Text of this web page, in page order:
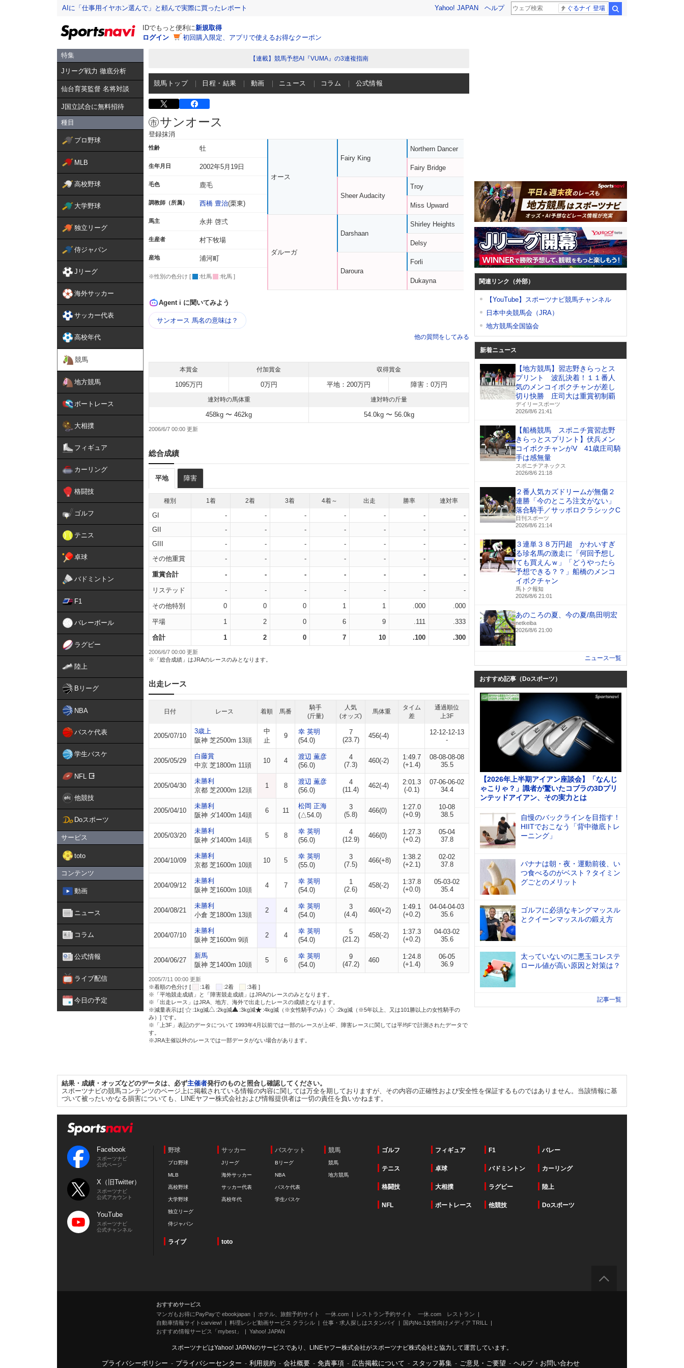
AIに「仕事用イヤホン選んで」と頼んで実際に買ったレポート Yahoo! JAPAN ヘルプ ぐるナイ 登場
IDでもっと便利に新規取得
ログイン
初回購入限定、アプリで使えるお得なクーポン
特集
Jリーグ戦力 徹底分析
仙台育英監督 名将対談
J国立試合に無料招待
種目
プロ野球
MLB
高校野球
大学野球
独立リーグ
侍ジャパン
Jリーグ
海外サッカー
サッカー代表
高校年代
競馬
地方競馬
ボートレース
大相撲
フィギュア
カーリング
格闘技
ゴルフ
テニス
卓球
バドミントン
F1
バレーボール
ラグビー
陸上
Bリーグ
NBA
バスケ代表
学生バスケ
NFL
他競技
Doスポーツ
サービス
toto
コンテンツ
動画
ニュース
コラム
公式情報
ライブ配信
今日の予定
【連載】競馬予想AI『VUMA』の3連複指南
競馬トップ 日程・結果 動画 ニュース コラム 公式情報
サンオース
登録抹消
性齢 牡
生年月日 2002年5月19日
毛色 鹿毛
調教師（所属） 西橋 豊治(栗東)
馬主 永井 啓弍
生産者 村下牧場
産地 浦河町
※性別の色分け [ :牡馬 :牝馬 ]
オース
ダルーガ
Fairy King
Sheer Audacity
Darshaan
Daroura
Northern Dancer
Fairy Bridge
Troy
Miss Upward
Shirley Heights
Delsy
Forli
Dukayna
Agent i に聞いてみよう
サンオース 馬名の意味は？
他の質問をしてみる
本賞金 付加賞金 収得賞金
1095万円 0万円 平地：200万円 障害：0万円
連対時の馬体重 連対時の斤量
458kg 〜 462kg 54.0kg 〜 56.0kg
2006/6/7 00:00
総合成績
平地 障害
種別 1着 2着 3着 4着～ 出走 勝率 連対率
GI - - - - - -
-
GII
- - - - - -
-
GIII
- - - - - -
-
その他重賞
- - - - - - -
重賞合計 - - - - - - -
リステッド - - - - - - -
その他特別 0 0 0 1 1 .000 .000
平場 1 2 0 6 9 .111 .333
合計 1 2 0 7 10 .100 .300
2006/6/7 00:00 更新
※「総合成績」はJRAのレースのみとなります。
出走レース
日付 レース 着順 馬番
騎手
(斤量)
人気
(オッズ)
馬体重
タイム
差
通過順位
上3F
2005/07/10
3歳上
阪神 芝2500m 13頭
中
止
9
幸 英明
(54.0)
7
(23.7)
456(-4)
12-12-12-13
-
2005/05/29
白藤賞
中京 芝1800m 11頭
10 4
渡辺 薫彦
(56.0)
4
(7.3)
460(-2)
1:49.7
(+1.4)
08-08-08-08
35.5
2005/04/30
未勝利
京都 芝2000m 12頭
1 8
渡辺 薫彦
(56.0)
4
(11.4)
462(-4)
2:01.3
(-0.1)
07-06-06-02
34.4
2005/04/10
未勝利
阪神 ダ1400m 14頭
6 11
松岡 正海
(△54.0)
3
(5.8)
466(0)
1:27.0
(+0.9)
10-08
38.5
2005/03/20
未勝利
阪神 ダ1400m 14頭
5 8
幸 英明
(56.0)
4
(12.9)
466(0)
1:27.3
(+0.2)
05-04
37.8
2004/10/09
未勝利
京都 芝1600m 10頭
10 5
幸 英明
(55.0)
3
(7.5)
466(+8)
1:38.2
(+2.1)
02-02
37.8
2004/09/12
未勝利
阪神 芝1600m 10頭
4 7
幸 英明
(54.0)
1
(2.6)
458(-2)
1:37.8
(+0.0)
05-03-02
35.4
2004/08/21
未勝利
小倉 芝1800m 13頭
2 4
幸 英明
(54.0)
3
(4.4)
460(+2)
1:49.1
(+0.2)
04-04-04-03
35.6
2004/07/10
未勝利
阪神 芝1600m 9頭
2 4
幸 英明
(54.0)
5
(21.2)
458(-2)
1:37.3
(+0.2)
04-03-02
35.6
2004/06/27
新馬
阪神 芝1400m 10頭
5 6
幸 英明
(54.0)
9
(47.2)
460
1:24.8
(+1.4)
06-05
36.9
2005/7/11 00:00 更新
※着順の色分け [
:1着 :2着
:3着 ]
※「平地競走成績」と「障害競走成績」はJRAのレースのみとなります。
※「出走レース」はJRA、地方、海外で出走したレースの成績となります。
※減量表示は[
:1kg減 :2kg減 :3kg減 :4kg減（※女性騎手のみ）
:2kg減（※5年以上、又は101勝以上の女性騎手の
み）] です。
※「上3F」表記のデータについて 1993年4月以前では一部のレースが上4F、障害レースに関しては平均Fで計測されたデータで
す。
※JRA主催以外のレースでは一部データがない場合があります。
関連リンク（外部）
【YouTube】スポーツナビ競馬チャンネル
日本中央競馬会（JRA）
地方競馬全国協会
新着ニュース
【地方競馬】習志野きらっとス
プリント 波乱決着！１１番人
気のメンコイボクチャンが差し
切り快勝 庄司大は重賞初制覇
デイリースポーツ
2026/8/6 21:41
【船橋競馬 スポニチ賞習志野
きらっとスプリント】伏兵メン
コイボクチャンがV 41歳庄司騎
手は感無量
スポニチアネックス
2026/8/6 21:18
２番人気カズドリームが無傷２
連勝「今のところ注文がない」
落合騎手／サッポロクラシックC
日刊スポーツ
2026/8/6 21:14
３連単３８万円超 かわいすぎ
る珍名馬の激走に「何回予想し
ても買えんｗ」「どうやったら
予想できる？？」船橋のメンコ
イボクチャン
馬トク報知
2026/8/6 21:01
あのころの夏、今の夏/島田明宏
netkeiba
2026/8/6 21:00
ニュース一覧
おすすめ記事（Doスポーツ）
【2026年上半期アイアン座談会】「なんじ
ゃこりゃ？」識者が驚いたコブラの3Dプリ
ンテッドアイアン、その実力とは
自慢のバックラインを目指す！
HIITでおこなう「背中徹底トレ
ーニング」
バナナは朝・夜・運動前後、い
つ食べるのがベスト？タイミン
グごとのメリット
ゴルフに必須なキングマッスル
とクイーンマッスルの鍛え方
太っていないのに悪玉コレステ
ロール値が高い原因と対策は？
記事一覧
結果・成績・オッズなどのデータは、必ず主催者発行のものと照合し確認してください。
スポーツナビの競馬コンテンツのページ上に掲載されている情報の内容に関しては万全を期しておりますが、その内容の正確性および安全性を保証するものではありません。当該情報に基
づいて被ったいかなる損害についても、LINEヤフー株式会社および情報提供者は一切の責任を負いかねます。
Facebook
スポーツナビ
公式ページ
X（旧Twitter）
スポーツナビ
公式アカウント
YouTube
スポーツナビ
公式チャンネル
野球
プロ野球
MLB
高校野球
大学野球
独立リーグ
侍ジャパン
サッカー
Jリーグ
海外サッカー
サッカー代表
高校年代
バスケット
Bリーグ
NBA
バスケ代表
学生バスケ
競馬
競馬
地方競馬
ゴルフ フィギュア F1 バレー
テニス 卓球 バドミントン カーリング
格闘技 大相撲 ラグビー 陸上
NFL ボートレース 他競技 Doスポーツ
ライブ toto
おすすめサービス
マンガもお得にPayPayで ebookjapan
ホテル、旅館予約サイト 一休.com
レストラン予約サイト 一休.com レストラン
自動車情報サイトcarview!
料理レシピ動画サービス クラシル 仕事・求人探しはスタンバイ
国内No.1女性向けメディア TRILL
おすすめ情報サービス「mybest」
Yahoo! JAPAN
スポーツナビはYahoo! JAPANのサービスであり、LINEヤフー株式会社がスポーツナビ株式会社と協力して運営しています。
プライバシーポリシー - プライバシーセンター - 利用規約 - 会社概要 - 免責事項 - 広告掲載について - スタッフ募集 - ご意見・ご要望 - ヘルプ・お問い合わせ